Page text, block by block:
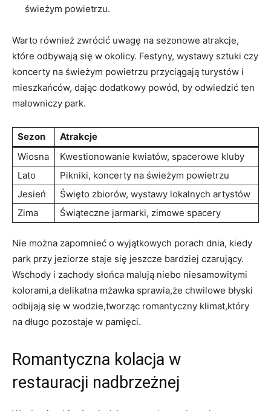
świeżym ⁢powietrzu.
Warto ⁢również zwrócić uwagę na sezonowe atrakcje,
które odbywają się w okolicy. Festyny, wystawy sztuki czy
koncerty na świeżym powietrzu przyciągają‌ turystów i
mieszkańców, dając dodatkowy⁢ powód, by odwiedzić ​ten
malowniczy park.
Sezon
Atrakcje
Wiosna
Kwestionowanie kwiatów, spacerowe kluby
Lato
Pikniki, koncerty na świeżym ⁤powietrzu
Jesień
Święto zbiorów, wystawy lokalnych artystów
Zima
Świąteczne jarmarki, zimowe spacery
Nie można zapomnieć o wyjątkowych porach dnia, kiedy
park przy jeziorze​ staje się ⁢jeszcze bardziej czarujący.
Wschody i zachody słońca malują niebo niesamowitymi
kolorami,a delikatna mżawka sprawia,że chwilowe błyski
odbijają się w wodzie,tworząc romantyczny klimat,który
na długo pozostaje w pamięci.
Romantyczna kolacja w
‍restauracji nadbrzeżnej